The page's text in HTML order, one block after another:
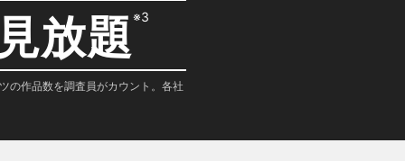
放題※3
の作品数を調査員がカウント。各社